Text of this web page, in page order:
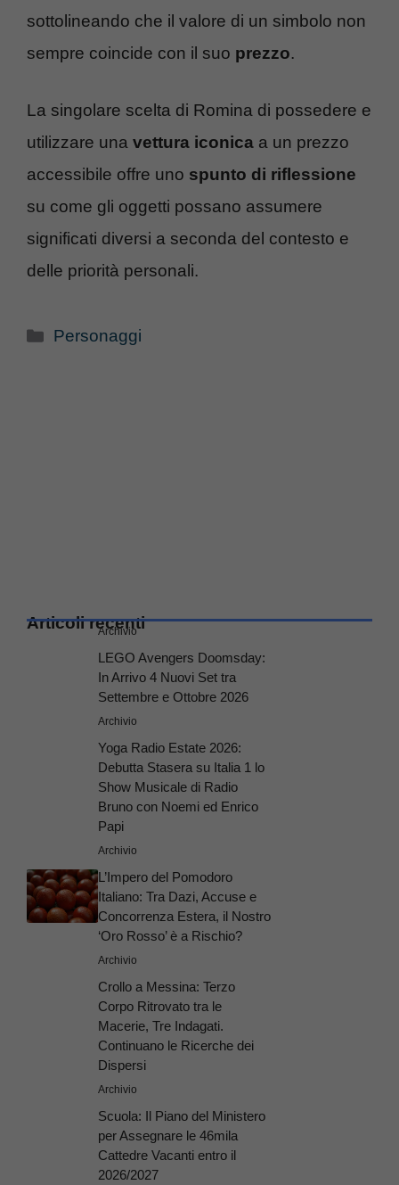
sottolineando che il valore di un simbolo non
sempre coincide con il suo prezzo.
La singolare scelta di Romina di possedere e
utilizzare una vettura iconica a un prezzo
accessibile offre uno spunto di riflessione
su come gli oggetti possano assumere
significati diversi a seconda del contesto e
delle priorità personali.
Categorie
Personaggi
Articoli recenti
Archivio
LEGO Avengers Doomsday:
In Arrivo 4 Nuovi Set tra
Settembre e Ottobre 2026
Archivio
Yoga Radio Estate 2026:
Debutta Stasera su Italia 1 lo
Show Musicale di Radio
Bruno con Noemi ed Enrico
Papi
Archivio
L’Impero del Pomodoro
Italiano: Tra Dazi, Accuse e
Concorrenza Estera, il Nostro
‘Oro Rosso’ è a Rischio?
Archivio
Crollo a Messina: Terzo
Corpo Ritrovato tra le
Macerie, Tre Indagati.
Continuano le Ricerche dei
Dispersi
Archivio
Scuola: Il Piano del Ministero
per Assegnare le 46mila
Cattedre Vacanti entro il
2026/2027